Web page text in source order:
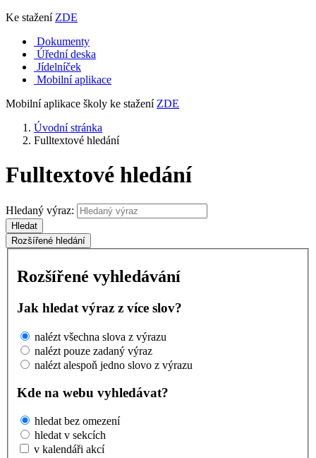
Ke stažení ZDE
Dokumenty
Úřední deska
Jídelníček
Mobilní aplikace
Mobilní aplikace školy ke stažení ZDE
Úvodní stránka
Fulltextové hledání
Fulltextové hledání
Hledaný výraz:
Hledat
Rozšířené hledání
Rozšířené vyhledávání
Jak hledat výraz z více slov?
nalézt všechna slova z výrazu
nalézt pouze zadaný výraz
nalézt alespoň jedno slovo z výrazu
Kde na webu vyhledávat?
hledat bez omezení
hledat v sekcích
v kalendáři akcí